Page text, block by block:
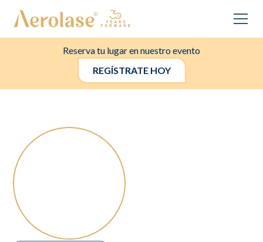
Reserva tu lugar en nuestro evento
REGÍSTRATE HOY